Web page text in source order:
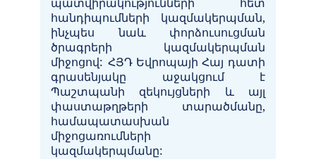
հանդիպումների
կազմակերպման,
ինչպես
նաև
փորձուսուցման
ծրագրերի
կազմակերպման
միջոցով: ՀՅԴ Եվրոպայի Հայ դատի
գրասենյակը
աջակցում
է
Պաշտպանի
զեկույցների և
այլ
փաստաթղթերի
տարածմանը,
համապատասխան
միջոցառումների
կազմակերպմանը: